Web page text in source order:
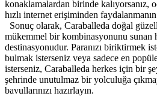
konaklamalardan birinde kalıyorsanız,
hızlı internet erişiminden
Sonuç olarak, Caraballeda doğal
mükemmel bir kombinasyonunu sunan
destinasyonudur. Paranızı biriktirmek
bulmak isterseniz veya sadece en
isterseniz, Caraballeda herkes için bir
şehrinde unutulmaz bir yolculuğa
bavullarınızı hazırlayın.